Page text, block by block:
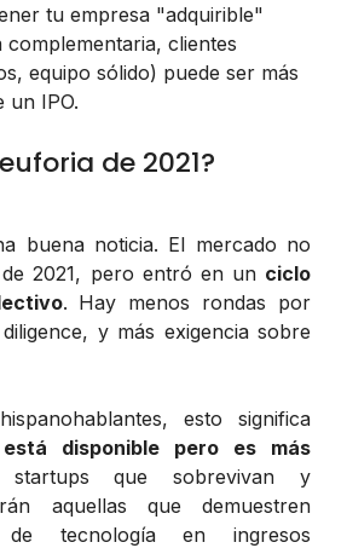
tu empresa "adquirible"
complementaria, clientes
equipo sólido) puede ser más
un IPO.
de 2021?
buena noticia. El mercado no
2021, pero entró en un ciclo
. Hay menos rondas por
y más exigencia sobre
esto significa
disponible pero es más
que sobrevivan y
aquellas que demuestren
de tecnología en ingresos